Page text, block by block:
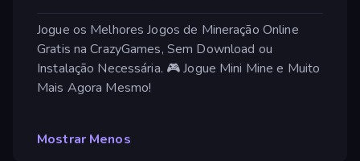
Jogue os Melhores Jogos de Mineração Online
Gratis na CrazyGames, Sem Download ou
Instalação Necessária. 🎮 Jogue Mini Mine e Muito
Mais Agora Mesmo!
Mostrar Menos